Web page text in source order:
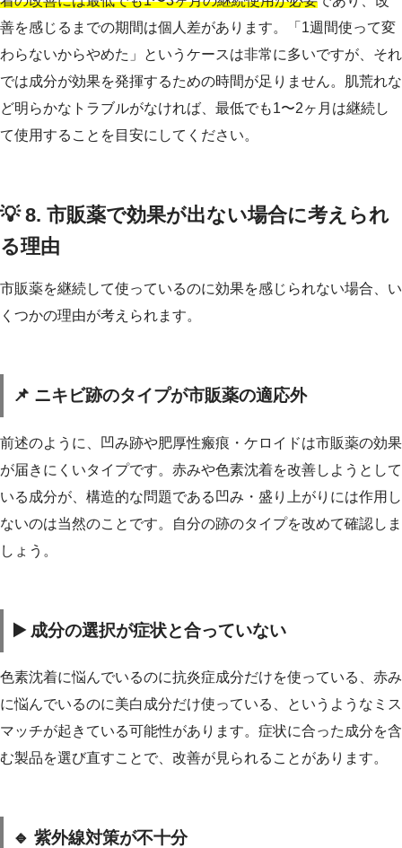
善を感じるまでの期間は個人差があります。「1週間使って変
わらないからやめた」というケースは非常に多いですが、それ
では成分が効果を発揮するための時間が足りません。肌荒れな
ど明らかなトラブルがなければ、最低でも1〜2ヶ月は継続し
て使用することを目安にしてください。
💡 8. 市販薬で効果が出ない場合に考えられ
る理由
市販薬を継続して使っているのに効果を感じられない場合、い
くつかの理由が考えられます。
📌 ニキビ跡のタイプが市販薬の適応外
前述のように、凹み跡や肥厚性瘢痕・ケロイドは市販薬の効果
が届きにくいタイプです。赤みや色素沈着を改善しようとして
いる成分が、構造的な問題である凹み・盛り上がりには作用し
ないのは当然のことです。自分の跡のタイプを改めて確認しま
しょう。
▶️ 成分の選択が症状と合っていない
色素沈着に悩んでいるのに抗炎症成分だけを使っている、赤み
に悩んでいるのに美白成分だけ使っている、というようなミス
マッチが起きている可能性があります。症状に合った成分を含
む製品を選び直すことで、改善が見られることがあります。
🔹 紫外線対策が不十分